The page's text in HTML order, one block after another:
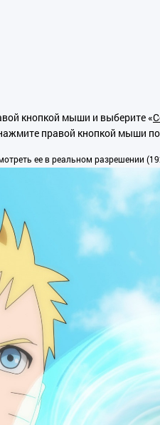
кнопкой мыши и выберите «
правой кнопкой мыши
ее в реальном разрешении